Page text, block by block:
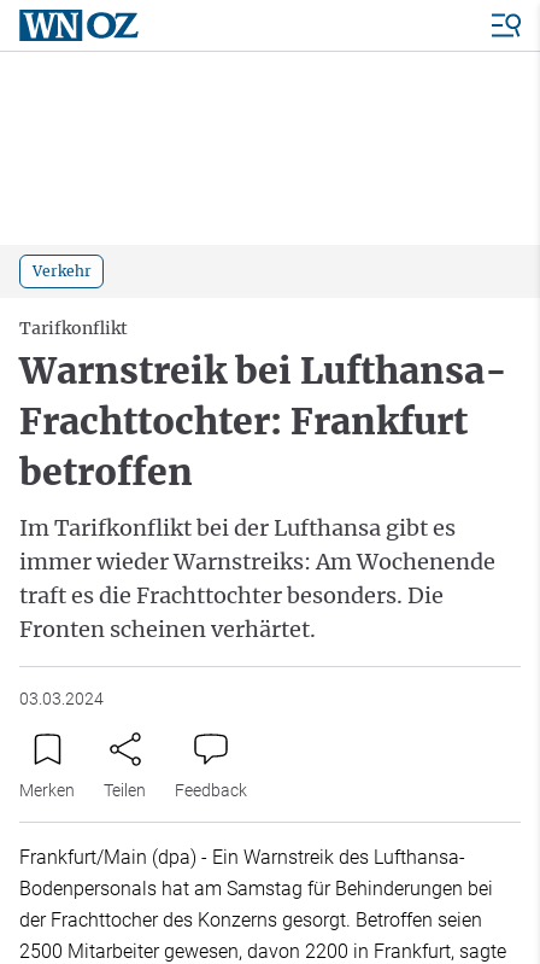
Verkehr
Tarifkonflikt
Warnstreik bei Lufthansa-
Frachttochter: Frankfurt
betroffen
Im Tarifkonflikt bei der Lufthansa gibt es
immer wieder Warnstreiks: Am Wochenende
traft es die Frachttochter besonders. Die
Fronten scheinen verhärtet.
03.03.2024
Merken Teilen Feedback
Frankfurt/Main (dpa) - Ein Warnstreik des Lufthansa-
Bodenpersonals hat am Samstag für Behinderungen bei
der Frachttocher des Konzerns gesorgt. Betroffen seien
2500 Mitarbeiter gewesen, davon 2200 in Frankfurt, sagte